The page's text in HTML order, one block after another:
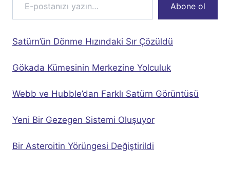
Abone ol
Satürn’ün Dönme Hızındaki Sır Çözüldü
Gökada Kümesinin Merkezine Yolculuk
Webb ve Hubble’dan Farklı Satürn Görüntüsü
Yeni Bir Gezegen Sistemi Oluşuyor
Bir Asteroitin Yörüngesi Değiştirildi